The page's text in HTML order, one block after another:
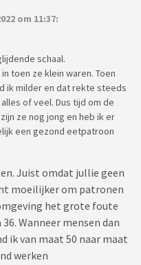
om 11:37:
schaal.
toen ze klein waren. Toen
ik milder en dat rekte steeds
of veel. Dus tijd om de
ze nog jong en heb ik er
een gezond eetpatroon
Juist omdat jullie geen
moeilijker om patronen
het grote foute
Wanneer mensen dan
ik van maat 50 naar maat
werken